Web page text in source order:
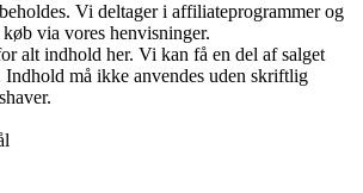
Vi deltager i affiliateprogrammer og
via vores henvisninger.
alt indhold her. Vi kan få en del af salget
må ikke anvendes uden skriftlig